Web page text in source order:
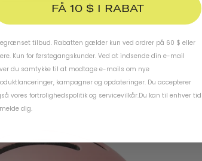
FÅ 10 $ I RABAT
tilbud. Rabatten gælder kun ved ordrer på 60 $ eller
Kun for førstegangskunder. Ved at indsende din e-mail
du samtykke til at modtage e-mails om nye
kampagner og opdateringer. Du accepterer
vores fortrolighedspolitik og servicevilkår.Du kan til enhver tid
dig.